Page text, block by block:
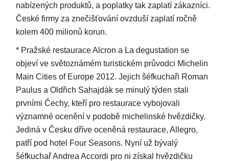
nabízených produktů, a poplatky tak zaplatí zákazníci.
České firmy za znečišťování ovzduší zaplatí ročně
kolem 400 milionů korun.
* Pražské restaurace Alcron a La degustation se
objeví ve světoznámém turistickém průvodci Michelin
Main Cities of Europe 2012. Jejich šéfkuchaři Roman
Paulus a Oldřich Sahajdák se minulý týden stali
prvními Čechy, kteří pro restaurace vybojovali
významné ocenění v podobě michelinské hvězdičky.
Jediná v Česku dříve oceněná restaurace, Allegro,
patří pod hotel Four Seasons. Nyní už bývalý
šéfkuchař Andrea Accordi pro ni získal hvězdičku